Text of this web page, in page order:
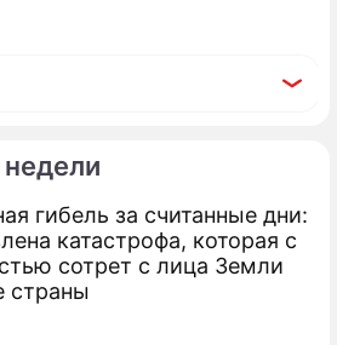
гибель за считанные дни:
катастрофа, которая с
сотрет с лица Земли
страны
Россия готова
бюджет